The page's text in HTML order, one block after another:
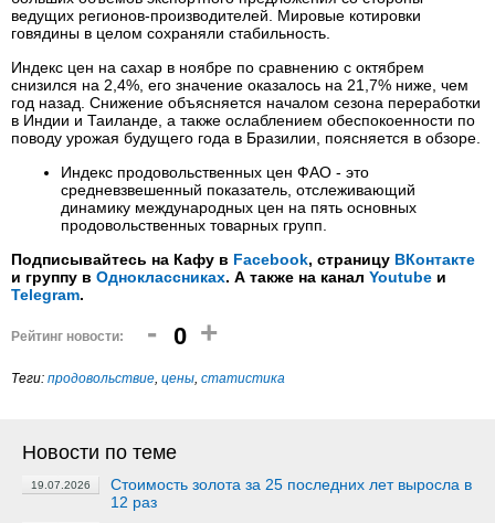
ведущих регионов-производителей. Мировые котировки
говядины в целом сохраняли стабильность.
Индекс цен на сахар в ноябре по сравнению с октябрем
снизился на 2,4%, его значение оказалось на 21,7% ниже, чем
год назад. Снижение объясняется началом сезона переработки
в Индии и Таиланде, а также ослаблением обеспокоенности по
поводу урожая будущего года в Бразилии, поясняется в обзоре.
Индекс продовольственных цен ФАО - это
средневзвешенный показатель, отслеживающий
динамику международных цен на пять основных
продовольственных товарных групп.
Подписывайтесь на Кафу в Facebook, страницу ВКонтакте
и группу в Одноклассниках. А также на канал Youtube и
Telegram.
Рейтинг новости: - 0 +
Теги: продовольствие, цены, статистика
Новости по теме
19.07.2026
Стоимость золота за 25 последних лет выросла в
12 раз